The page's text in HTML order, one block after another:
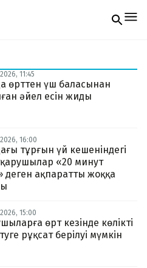
сайын электронды
Жаңа нөмір
Тек email
11:45
өрттен үш баласынан
әйел есін жиды
16:00
тұрғын үй кешеніндегі
«20 минут
деген ақпаратты жоққа
15:00
өрт кезінде көлікті
рұқсат берілуі мүмкін